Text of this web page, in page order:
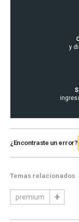
y
¿Encontraste un error?
Temas relacionados
premium